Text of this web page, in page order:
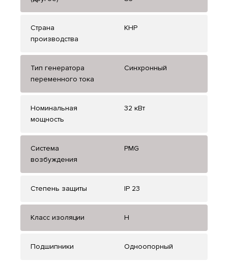
Страна
производства
КНР
Тип генератора
переменного тока
Синхронный
Номинальная
мощность
32 кВт
Система
возбуждения
PMG
Степень защиты IP 23
Класс изоляции Н
Подшипники Одноопорный